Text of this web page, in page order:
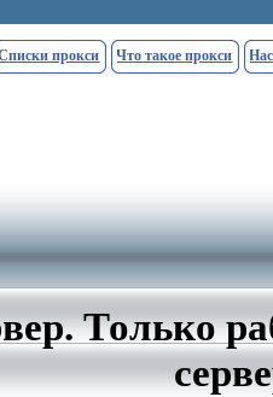
Списки прокси Что такое прокси
Только